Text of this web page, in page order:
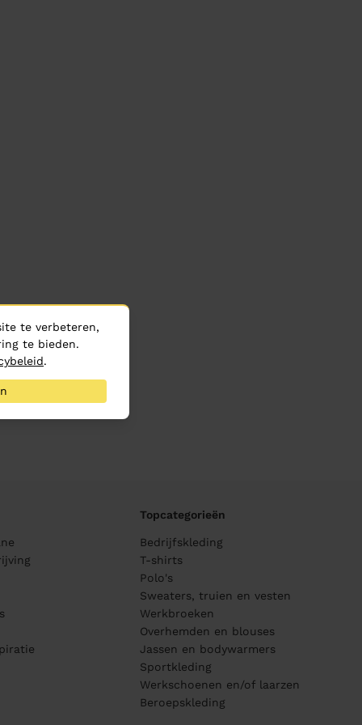
Topcategorieën
Bedrijfskleding
T-shirts
Polo's
Sweaters, truien en vesten
Werkbroeken
Overhemden en blouses
Jassen en bodywarmers
Sportkleding
Werkschoenen en/of laarzen
Beroepskleding
te verbeteren,
te bieden.
.